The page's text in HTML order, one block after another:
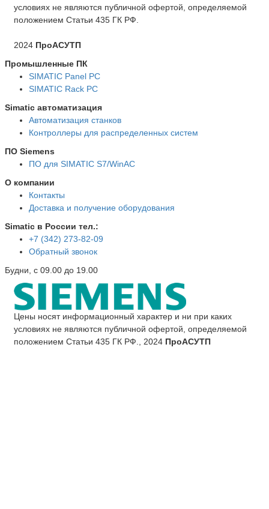
условиях не являются публичной офертой, определяемой
положением Статьи 435 ГК РФ.
2024 ПроАСУТП
Промышленные ПК
SIMATIC Panel PС
SIMATIC Rack PC
Simatic автоматизация
Автоматизация станков
Контроллеры для распределенных систем
ПО Siemens
ПО для SIMATIC S7/WinAC
О компании
Контакты
Доставка и получение оборудования
Simatic в России тел.:
+7 (342) 273-82-09
Обратный звонок
Будни, с 09.00 до 19.00
Цены носят информационный характер и ни при каких
условиях не являются публичной офертой, определяемой
положением Статьи 435 ГК РФ., 2024 ПроАСУТП